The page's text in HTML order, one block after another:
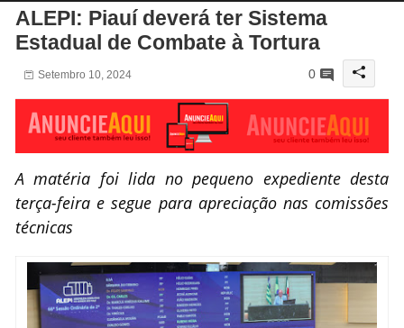
ALEPI: Piauí deverá ter Sistema
Estadual de Combate à Tortura
Setembro 10, 2024 0
A matéria foi lida no pequeno expediente desta
terça-feira e segue para apreciação nas comissões
técnicas